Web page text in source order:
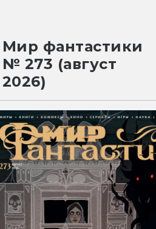
Мир фантастики
№ 273 (август
2026)